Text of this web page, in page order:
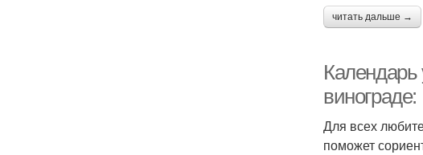
читать дальше →
Календарь
винограде:
Для всех
поможет